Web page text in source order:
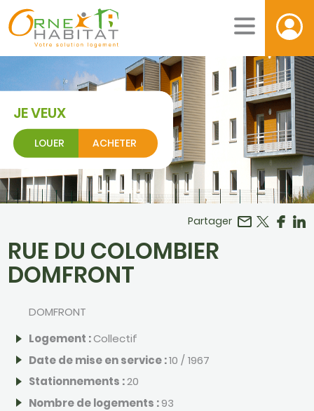
JE VEUX
LOUER ACHETER
Partager
RUE DU COLOMBIER
DOMFRONT
DOMFRONT
Logement :Collectif
Date de mise en service :10 / 1967
Stationnements :20
Nombre de logements :93